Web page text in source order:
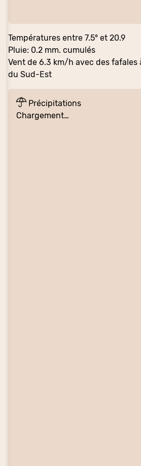
Températures entre 7.5° et 20.9
Pluie: 0.2 mm. cumulés
Vent de 6.3 km/h avec des fafales
du Sud-Est
Précipitations
Chargement…